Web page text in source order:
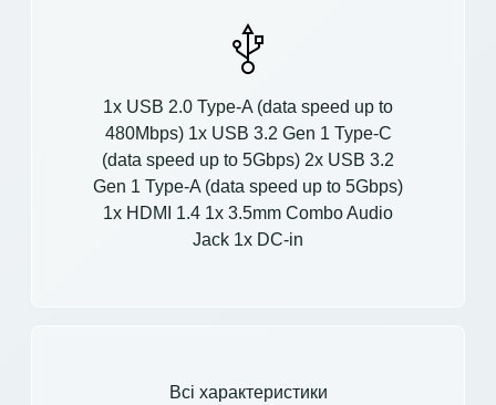
1x USB 2.0 Type-A (data speed up to
480Mbps) 1x USB 3.2 Gen 1 Type-C
(data speed up to 5Gbps) 2x USB 3.2
Gen 1 Type-A (data speed up to 5Gbps)
1x HDMI 1.4 1x 3.5mm Combo Audio
Jack 1x DC-in
Всі характеристики